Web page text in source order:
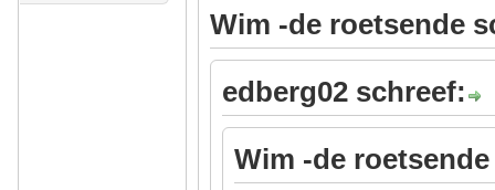
Wim -de roetsende
edberg02 schreef:
Wim -de